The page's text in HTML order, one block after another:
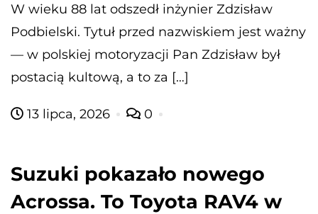
W wieku 88 lat odszedł inżynier Zdzisław
Podbielski. Tytuł przed nazwiskiem jest ważny
— w polskiej motoryzacji Pan Zdzisław był
postacią kultową, a to za […]
13 lipca, 2026 0
Suzuki pokazało nowego
Acrossa. To Toyota RAV4 w